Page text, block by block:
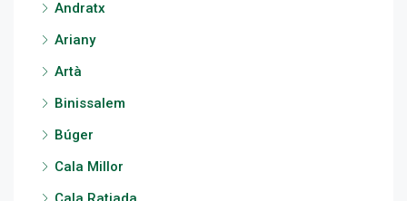
Andratx
Ariany
Artà
Binissalem
Búger
Cala Millor